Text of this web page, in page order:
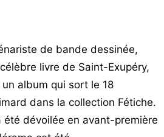
de bande dessinée,
livre de Saint-Exupéry,
album qui sort le 18
dans la collection Fétiche.
été dévoilée en avant-première